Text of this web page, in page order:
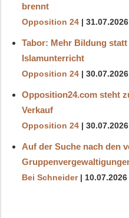
brennt
Opposition 24 31.07.2026
Tabor: Mehr Bildung statt
Islamunterricht
Opposition 24 30.07.2026
Opposition24.com steht
Verkauf
Opposition 24 30.07.2026
Auf der Suche nach den
Bei Schneider 10.07.2026